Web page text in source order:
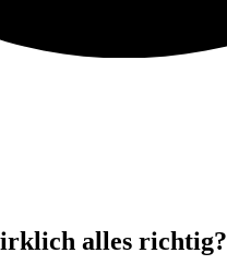
alles richtig?